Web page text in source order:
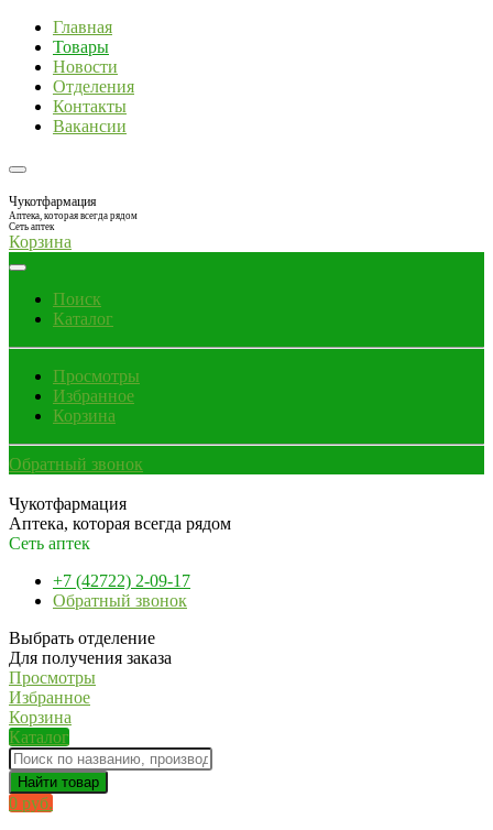
Главная
Товары
Новости
Отделения
Контакты
Вакансии
Чукотфармация
Аптека, которая всегда рядом
Сеть аптек
Корзина
Поиск
Каталог
Просмотры
Избранное
Корзина
Обратный звонок
Чукотфармация
Аптека, которая всегда рядом
Сеть аптек
+7 (42722) 2-09-17
Обратный звонок
Выбрать отделение
Для получения заказа
Просмотры
Избранное
Корзина
Каталог
Найти товар
0 руб.